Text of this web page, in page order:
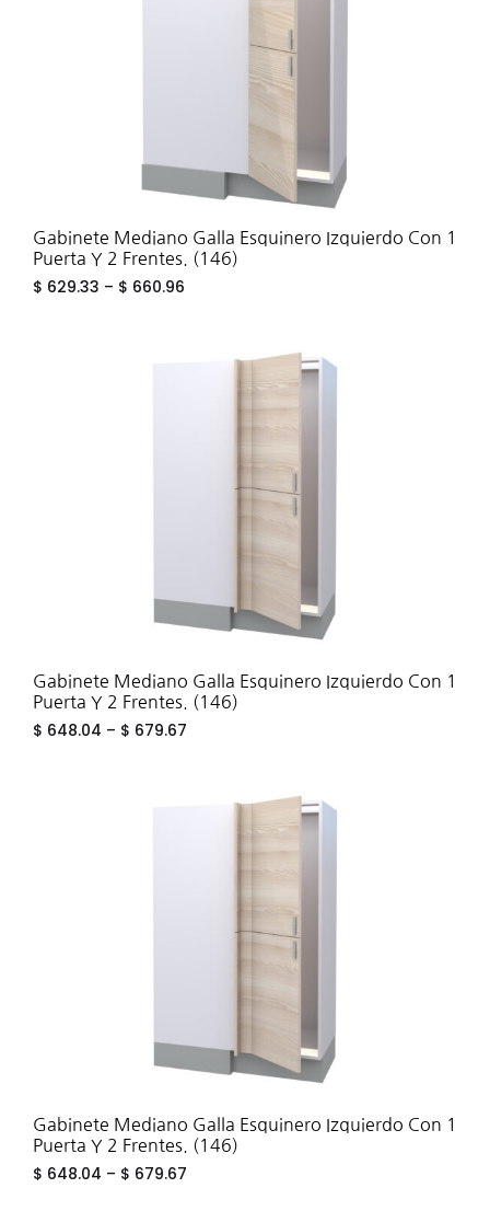
Gabinete Mediano Galla Esquinero Izquierdo Con 1
Puerta Y 2 Frentes. (146)
$ 629.33 – $ 660.96
Gabinete Mediano Galla Esquinero Izquierdo Con 1
Puerta Y 2 Frentes. (146)
$ 648.04 – $ 679.67
Gabinete Mediano Galla Esquinero Izquierdo Con 1
Puerta Y 2 Frentes. (146)
$ 648.04 – $ 679.67